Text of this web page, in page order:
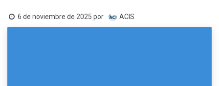
6 de noviembre de 2025 por ACIS